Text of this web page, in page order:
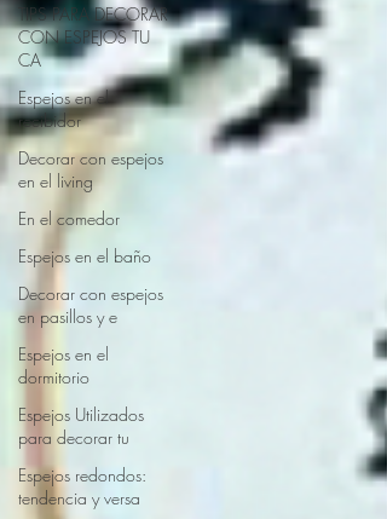
TIPS PARA DECORAR
CON ESPEJOS TU
CA
Espejos en el
recibidor
Decorar con espejos
en el living
En el comedor
Espejos en el baño
Decorar con espejos
en pasillos y e
Espejos en el
dormitorio
Espejos Utilizados
para decorar tu
Espejos redondos:
tendencia y versa